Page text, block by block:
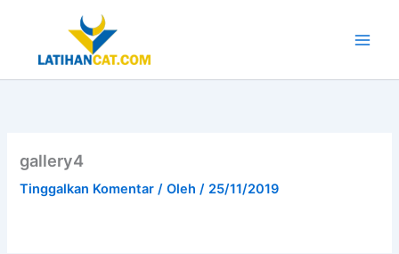
konten
gallery4
Tinggalkan Komentar / Oleh/ 25/11/2019